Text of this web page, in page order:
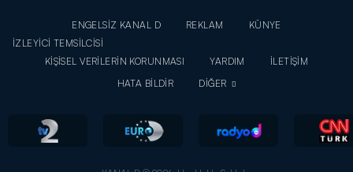
ENGELSİZ KANAL D REKLAM
KÜNYE
İZLEYİCİ TEMSİLCİSİ
KİŞİSEL VERİLERİN KORUNMASI
YARDIM
İLETİŞİM
HATA BİLDİR
DİĞER